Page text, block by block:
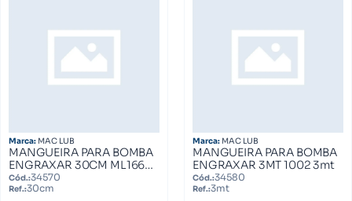
Marca: MAC LUB
MANGUEIRA PARA BOMBA
ENGRAXAR 30CM ML1660
30cm
Cód.:34570
Ref.:30cm
Marca: MAC LUB
MANGUEIRA PARA BOMBA
ENGRAXAR 3MT 1002 3mt
Cód.:34580
Ref.:3mt